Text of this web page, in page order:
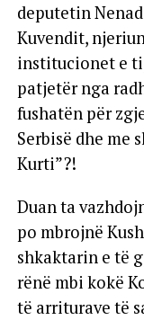
deputetin
Kuvendit,
institucionet e
patjetër nga
fushatën për
Serbisë dhe me
Kurti”?!
Duan ta
po mbrojnë
shkaktarin e të
rënë mbi kokë
të arriturave të